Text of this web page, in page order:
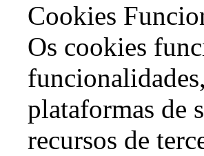
Cookies
Os cookies
plataformas de
recursos de